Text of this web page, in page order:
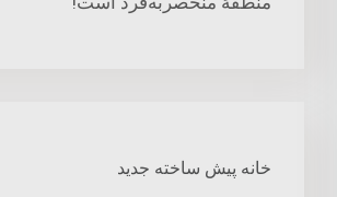
خانه پیش ساخته جدید